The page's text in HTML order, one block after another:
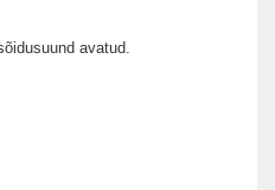
avatud.